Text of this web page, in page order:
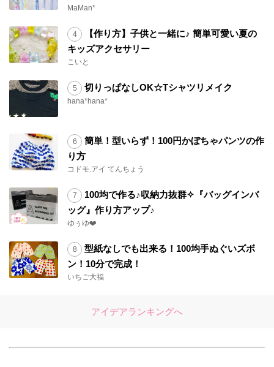
MaMan*
【作り方】子供と一緒に♪ 簡単可愛い夏の
キッズアクセサリー
こいと
切りっぱなしOK☆Tシャツリメイク
hana*hana*
簡単！型いらず！100円かぼちゃパンツの作
り方
コドモ.アイ てんちょう
100均で作る♪収納力抜群✧『バッグインバ
ッグ』作り方アップ♪
ゆぅゆ❤️
型紙なしでも出来る！100均手ぬぐいズボ
ン！10分で完成！
いちご大福
アイデアランキングへ